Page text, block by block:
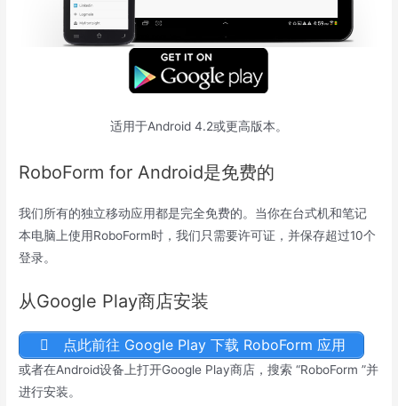
适用于Android 4.2或更高版本。
RoboForm for Android是免费的
我们所有的独立移动应用都是完全免费的。当你在台式机和笔记
本电脑上使用RoboForm时，我们只需要许可证，并保存超过10个
登录。
从Google Play商店安装
点此前往 Google Play 下载 RoboForm 应用
或者在Android设备上打开Goog​​le Play商店，搜索 “RoboForm ”并
进行安装。